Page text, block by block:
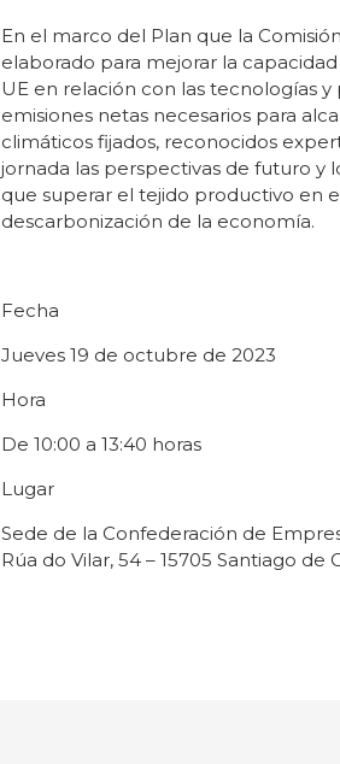
En el marco del Plan que la
elaborado para mejorar la
UE en relación con las tecnologías
emisiones netas necesarios para
climáticos fijados, reconocidos
jornada las perspectivas de futuro y
que superar el tejido productivo en
descarbonización de la economía.
Fecha
Jueves 19 de octubre de 2023
Hora
De 10:00 a 13:40 horas
Lugar
Sede de la Confederación de
Rúa do Vilar, 54 – 15705 Santiago de